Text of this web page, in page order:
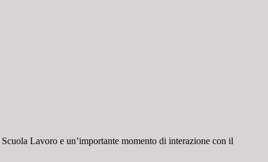
Lavoro e un’importante momento di interazione con il